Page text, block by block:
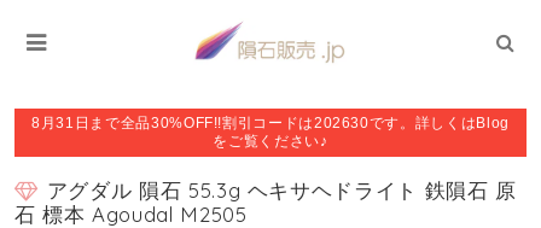
8月31日まで全品30%OFF!!割引コードは202630です。詳しくはBlog
をご覧ください♪
アグダル 隕石 55.3g ヘキサヘドライト 鉄隕石 原
石 標本 Agoudal M2505